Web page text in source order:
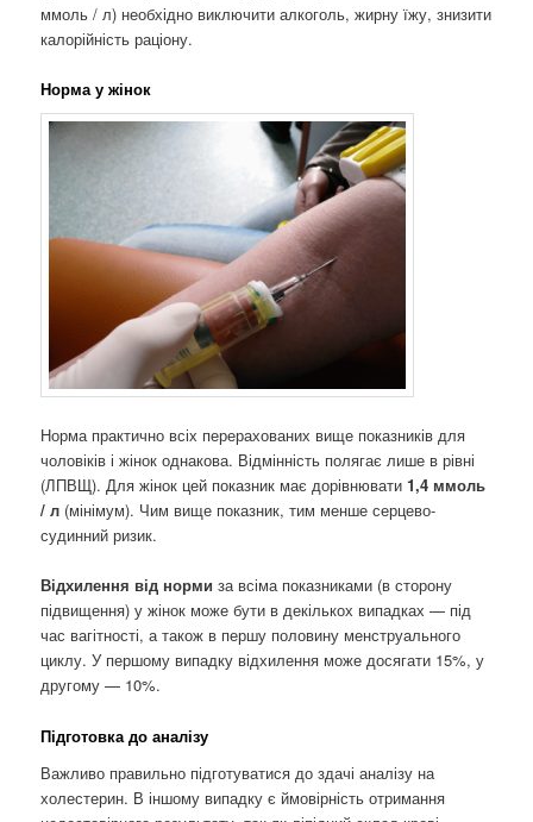
ммоль / л) необхідно виключити алкоголь, жирну їжу, знизити
калорійність раціону.
Норма у жінок
Норма практично всіх перерахованих вище показників для
чоловіків і жінок однакова. Відмінність полягає лише в рівні
(ЛПВЩ). Для жінок цей показник має дорівнювати1,4 ммоль
/ л (мінімум). Чим вище показник, тим менше серцево-
судинний ризик.
Відхилення від нормиза всіма показниками (в сторону
підвищення) у жінок може бути в декількох випадках — під
час вагітності, а також в першу половину менструального
циклу. У першому випадку відхилення може досягати 15%, у
другому — 10%.
Підготовка до аналізу
Важливо правильно підготуватися до здачі аналізу на
холестерин. В іншому випадку є ймовірність отримання